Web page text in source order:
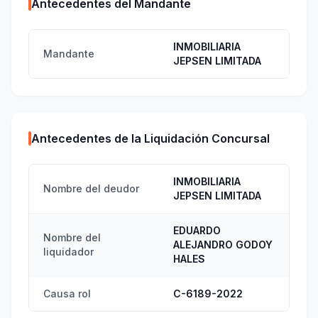
Antecedentes del Mandante
Mandante
INMOBILIARIA
JEPSEN LIMITADA
Antecedentes de la Liquidación Concursal
Nombre del deudor
INMOBILIARIA
JEPSEN LIMITADA
Nombre del
liquidador
EDUARDO
ALEJANDRO GODOY
HALES
Causa rol C-6189-2022